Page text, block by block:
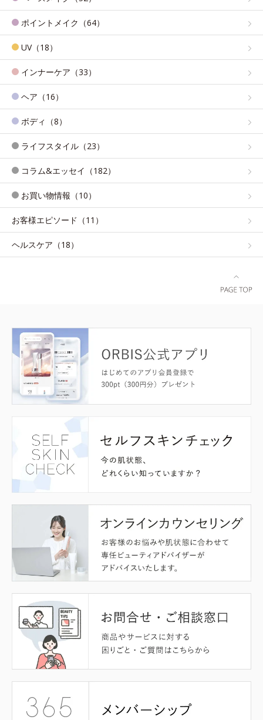
ポイントメイク（64）
UV（18）
インナーケア（33）
ヘア（16）
ボディ（8）
ライフスタイル（23）
コラム&エッセイ（182）
お買い物情報（10）
お客様エピソード（11）
ヘルスケア（18）